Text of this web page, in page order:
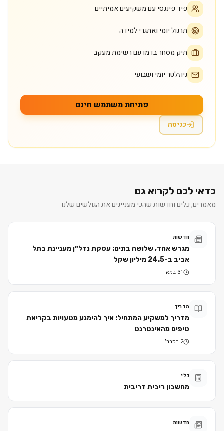
פיד פיננסי עם משקיעים אמיתיים
תרגול יומי ואתגרי למידה
תיק מסחר בדמו עם רשימת מעקב
ניוזלטר יומי ושבועי
פתיחת משתמש חינם
כניסה
כדאי לכם לקרוא גם
מאמרים, כלים וחדשות שהכי מעניינים את הגולשים שלנו
חדשות
מגרש אחד, שלושה בתים: עסקת נדל״ן מעניינת בתל
אביב ב-24.5 מיליון שקל
31 במאי
מדריך
מדריך למשקיע המתחיל: איך להימנע מטעויות בקריאת
טיפים מהאינטרנט
2 בפבר׳
כלי
מחשבון ריבית דריבית
חדשות